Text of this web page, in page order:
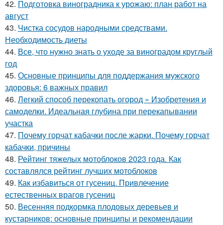
42. Подготовка виноградника к урожаю: план работ на
август
43. Чистка сосудов народными средствами.
Необходимость диеты
44. Все, что нужно знать о уходе за виноградом круглый
год
45. Основные принципы для поддержания мужского
здоровья: 6 важных правил
46. Легкий способ перекопать огород » Изобретения и
самоделки. Идеальная глубина при перекапывании
участка
47. Почему горчат кабачки после жарки. Почему горчат
кабачки, причины
48. Рейтинг тяжелых мотоблоков 2023 года. Как
составлялся рейтинг лучших мотоблоков
49. Как избавиться от гусениц. Привлечение
естественных врагов гусениц
50. Весенняя подкормка плодовых деревьев и
кустарников: основные принципы и рекомендации